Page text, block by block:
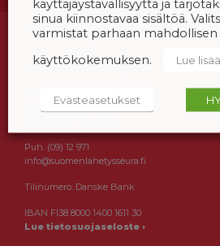
© 2024 Suomen Lähetysseura
Suomen Lähetysseura
Maistraatinportti 2a
Puh. (09) 12 971
info@suomenlahetysseura.fi
Tilinumero: Danske Bank
IBAN FI38 8000 1400 1611 30
Lue tietosuojaseloste ›
käyttäjäystävällisyyttä ja
sinua kiinnostavaa sisältöä.
varmistat parhaan mahdollisen
käyttökokemuksen.
Lue lisää
Evästeasetukset